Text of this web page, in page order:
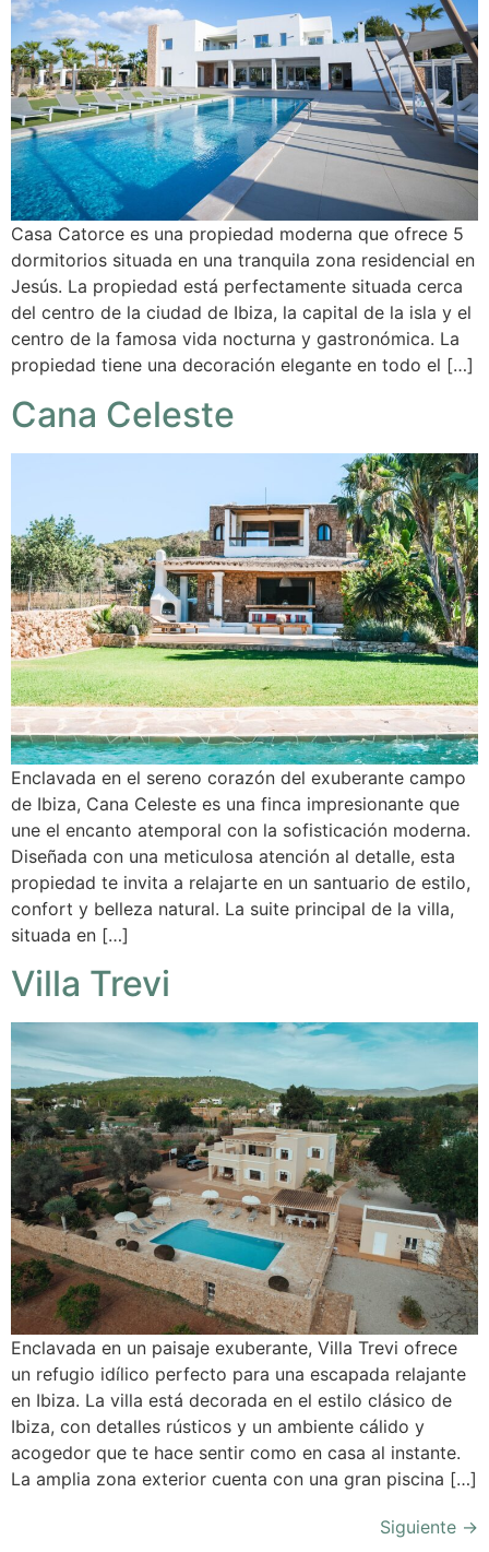
Casa Catorce es una propiedad moderna que ofrece 5
dormitorios situada en una tranquila zona residencial en
Jesús. La propiedad está perfectamente situada cerca
del centro de la ciudad de Ibiza, la capital de la isla y el
centro de la famosa vida nocturna y gastronómica. La
propiedad tiene una decoración elegante en todo el […]
Cana Celeste
Enclavada en el sereno corazón del exuberante campo
de Ibiza, Cana Celeste es una finca impresionante que
une el encanto atemporal con la sofisticación moderna.
Diseñada con una meticulosa atención al detalle, esta
propiedad te invita a relajarte en un santuario de estilo,
confort y belleza natural. La suite principal de la villa,
situada en […]
Villa Trevi
Enclavada en un paisaje exuberante, Villa Trevi ofrece
un refugio idílico perfecto para una escapada relajante
en Ibiza. La villa está decorada en el estilo clásico de
Ibiza, con detalles rústicos y un ambiente cálido y
acogedor que te hace sentir como en casa al instante.
La amplia zona exterior cuenta con una gran piscina […]
Siguiente →